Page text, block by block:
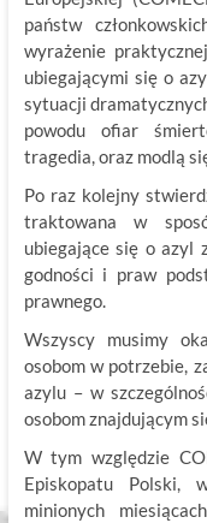
państw
wyrażenie
ubiegającymi się o
sytuacji
powodu ofiar
tragedia, oraz modlą
Po raz kolejny
traktowana w
ubiegające się o azyl
godności i praw
prawnego.
Wszyscy musimy
osobom w potrzebie,
azylu – w
osobom znajdującym
W tym względzie
Episkopatu Polski,
minionych